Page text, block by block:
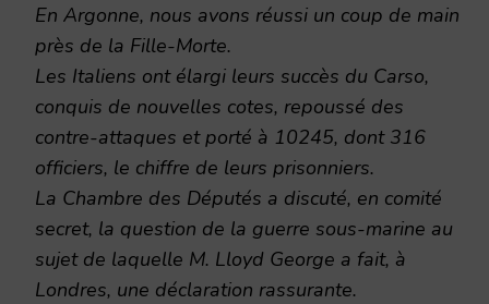
En Argonne, nous avons réussi un coup de main
près de la Fille-Morte.
Les Italiens ont élargi leurs succès du Carso,
conquis de nouvelles cotes, repoussé des
contre-attaques et porté à 10245, dont 316
officiers, le chiffre de leurs prisonniers.
La Chambre des Députés a discuté, en comité
secret, la question de la guerre sous-marine au
sujet de laquelle M. Lloyd George a fait, à
Londres, une déclaration rassurante.